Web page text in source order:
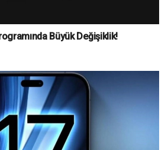
Büyük Değişiklik!